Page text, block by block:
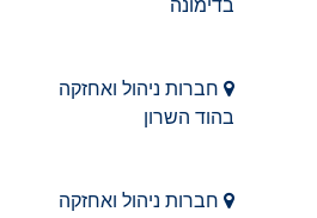
בדימונה
חברות ניהול ואחזקה
בהוד השרון
חברות ניהול ואחזקה